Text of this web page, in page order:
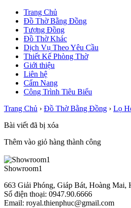
Trang Chủ
Đồ Thờ Bằng Đồng
Tượng Đồng
Đồ Thờ Khác
Dịch Vụ Theo Yêu Cầu
Thiết Kế Phòng Thờ
Giới thiệu
Liên hệ
Cẩm Nang
Công Trình Tiêu Biểu
Trang Chủ › Đồ Thờ Bằng Đồng › Lọ
Bài viết đã bị xóa
Thêm vào giỏ hàng thành công
Showroom1
663 Giải Phóng, Giáp Bát, Hoàng Mai,
Số điện thoại: 0947.90.6666
Email: royal.thienphuc@gmail.com